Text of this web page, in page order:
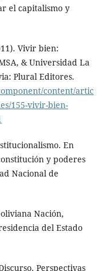
el capitalismo y
Vivir bien:
& Universidad La
Plural Editores.
content/artic
155-vivir-bien-
En
y poderes
Nacional de
Nación,
del Estado
Perspectivas